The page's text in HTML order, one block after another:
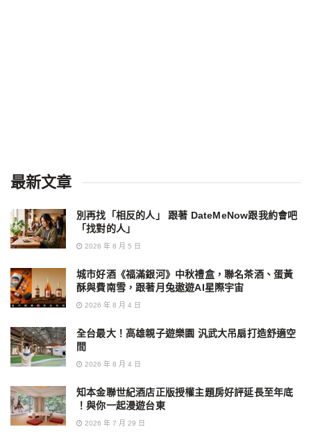
最新文章
別再找「相反的人」 跟著 DateMeNow跟我約會吧
「找對的人」
2026 年 8 月 5 日
城市好酒《福滿銀河》中秋禮盒，聯名茶酒、蛋黃
酥與費南雪，跟著月兔遨遊AI星際宇宙
2026 年 8 月 4 日
全台最大！高雄親子遊樂園 汎武大吊扇打造舒適空
間
2026 年 8 月 4 日
知本金聯世紀酒店正版授權主題房好評延長至年底
！與你一起漫遊台東
2026 年 7 月 29 日